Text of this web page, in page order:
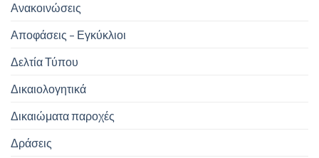
Ανακοινώσεις
Αποφάσεις – Εγκύκλιοι
Δελτία Τύπου
Δικαιολογητικά
Δικαιώματα παροχές
Δράσεις